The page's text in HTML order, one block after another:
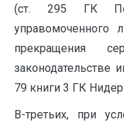
(ст. 295 ГК
управомоченного
прекращения
законодательстве
79 книги 3 ГК
В-третьих, при